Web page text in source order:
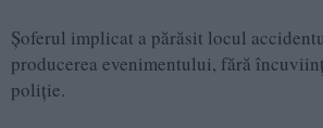
Șoferul implicat a părăsit locul
producerea evenimentului, fără
poliție.